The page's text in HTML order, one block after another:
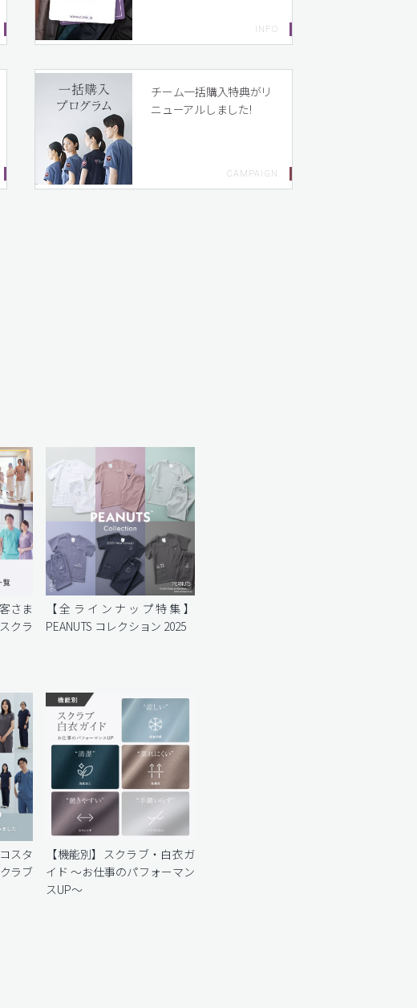
チーム一括購入特典がリ
ニューアルしました!
さま
クラ
【全ラインナップ特集】
PEANUTS コレクション 2025
スタ
ラブ
【機能別】スクラブ・白衣ガ
イド 〜お仕事のパフォーマン
スUP〜